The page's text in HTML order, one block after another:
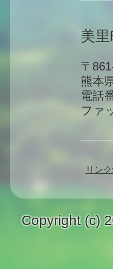
美
〒
熊本
電話
ファ
リン
Copyright (c)